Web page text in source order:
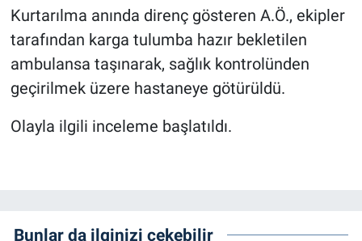
Kurtarılma anında direnç gösteren A.Ö., ekipler
tarafından karga tulumba hazır bekletilen
ambulansa taşınarak, sağlık kontrolünden
geçirilmek üzere hastaneye götürüldü.
Olayla ilgili inceleme başlatıldı.
Bunlar da ilginizi çekebilir